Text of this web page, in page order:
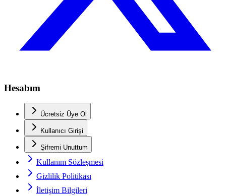
Hesabım
Ücretsiz Üye Ol
Kullanıcı Girişi
Şifremi Unuttum
Kullanım Sözleşmesi
Gizlilik Politikası
İletişim Bilgileri